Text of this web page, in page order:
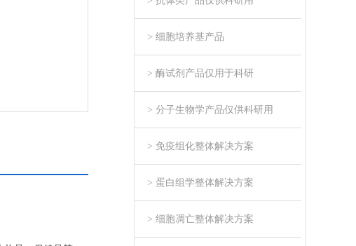
> 细胞培养基产品
> 酶试剂产品仅用于科研
> 分子生物学产品仅供科研用
> 免疫组化整体解决方案
> 蛋白组学整体解决方案
> 细胞凋亡整体解决方案